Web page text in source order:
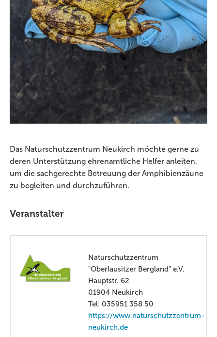
Das Naturschutzzentrum Neukirch möchte gerne zu
deren Unterstützung ehrenamtliche Helfer anleiten,
um die sachgerechte Betreuung der Amphibienzäune
zu begleiten und durchzuführen.
Veranstalter
Naturschutzzentrum
"Oberlausitzer Bergland" e.V.
Hauptstr. 62
01904 Neukirch
Tel: 035951 358 50
https://www.naturschutzzentrum-
neukirch.de